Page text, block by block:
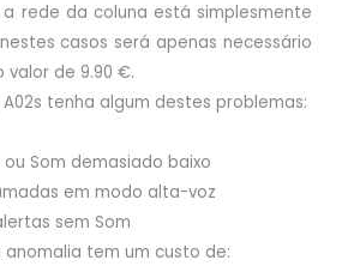
a rede da coluna está simplesmente
casos será apenas necessário
valor de 9.90 €.
tenha algum destes problemas:
Som demasiado baixo
em modo alta-voz
sem Som
tem um custo de: